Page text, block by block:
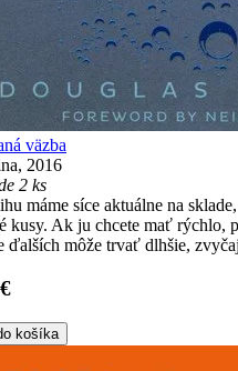
väzba
2016
2 ks
máme síce aktuálne na
kusy. Ak ju chcete mať rýchlo,
ďalších môže trvať dlhšie,
košíka